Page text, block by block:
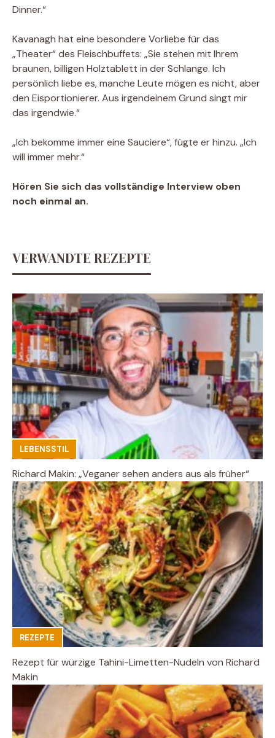
Dinner.“
Kavanagh hat eine besondere Vorliebe für das
„Theater“ des Fleischbuffets: „Sie stehen mit Ihrem
braunen, billigen Holztablett in der Schlange. Ich
persönlich liebe es, manche Leute mögen es nicht, aber
den Eisportionierer. Aus irgendeinem Grund singt mir
das irgendwie.“
„Ich bekomme immer eine Sauciere“, fügte er hinzu. „Ich
will immer mehr.“
Hören Sie sich das vollständige Interview oben
noch einmal an.
VERWANDTE REZEPTE
LEBENSSTIL
Richard Makin: „Veganer sehen anders aus als früher“
REZEPTE
Rezept für würzige Tahini-Limetten-Nudeln von Richard
Makin